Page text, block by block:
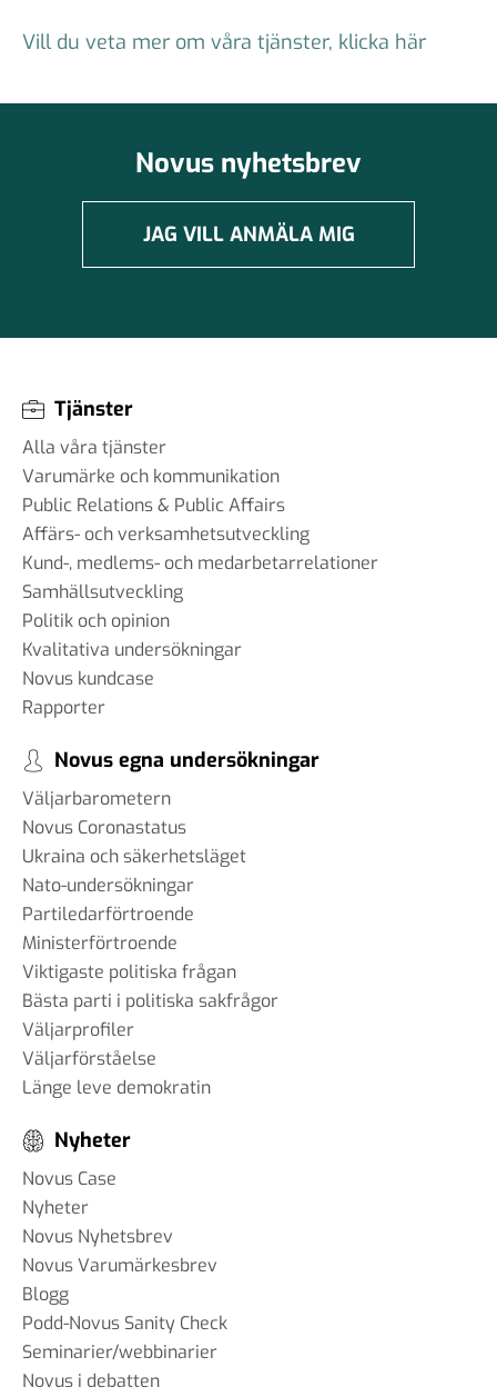
Vill du veta mer om våra tjänster, klicka här
Novus nyhetsbrev
JAG VILL ANMÄLA MIG
Tjänster
Alla våra tjänster
Varumärke och kommunikation
Public Relations & Public Affairs
Affärs- och verksamhetsutveckling
Kund-, medlems- och medarbetarrelationer
Samhällsutveckling
Politik och opinion
Kvalitativa undersökningar
Novus kundcase
Rapporter
Novus egna undersökningar
Väljarbarometern
Novus Coronastatus
Ukraina och säkerhetsläget
Nato-undersökningar
Partiledarförtroende
Ministerförtroende
Viktigaste politiska frågan
Bästa parti i politiska sakfrågor
Väljarprofiler
Väljarförståelse
Länge leve demokratin
Nyheter
Novus Case
Nyheter
Novus Nyhetsbrev
Novus Varumärkesbrev
Blogg
Podd-Novus Sanity Check
Seminarier/webbinarier
Novus i debatten